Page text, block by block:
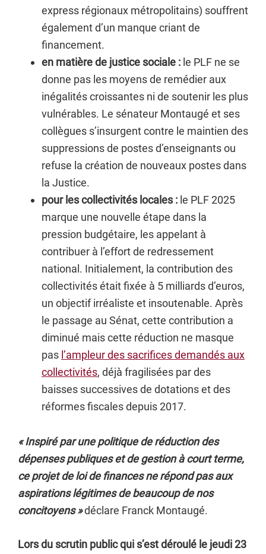
express régionaux métropolitains) souffrent
également d’un manque criant de
financement.
en matière de justice sociale : le PLF ne se
donne pas les moyens de remédier aux
inégalités croissantes ni de soutenir les plus
vulnérables. Le sénateur Montaugé et ses
collègues s’insurgent contre le maintien des
suppressions de postes d’enseignants ou
refuse la création de nouveaux postes dans
la Justice.
pour les collectivités locales : le PLF 2025
marque une nouvelle étape dans la
pression budgétaire, les appelant à
contribuer à l’effort de redressement
national. Initialement, la contribution des
collectivités était fixée à 5 milliards d’euros,
un objectif irréaliste et insoutenable. Après
le passage au Sénat, cette contribution a
diminué mais cette réduction ne masque
pas l’ampleur des sacrifices demandés aux
collectivités, déjà fragilisées par des
baisses successives de dotations et des
réformes fiscales depuis 2017.
« Inspiré par une politique de réduction des
dépenses publiques et de gestion à court terme,
ce projet de loi de finances ne répond pas aux
aspirations légitimes de beaucoup de nos
concitoyens »déclare Franck Montaugé.
Lors du scrutin public qui s’est déroulé le jeudi 23